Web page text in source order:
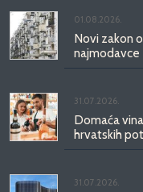
01.08.2026.
Novi zakon
najmodavce
31.07.2026.
Domaća
hrvatskih
31.07.2026.